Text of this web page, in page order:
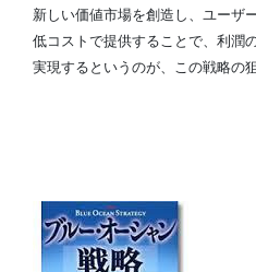
新しい価値市場を創造し、ユーザ
低コストで提供することで、利潤
実現するというのが、この戦略の狙